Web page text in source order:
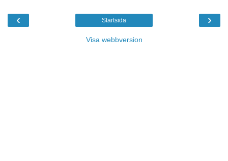
‹ ›
Startsida
Visa webbversion